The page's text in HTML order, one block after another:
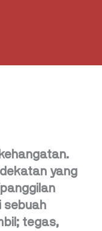
yang
sebuah
tegas,